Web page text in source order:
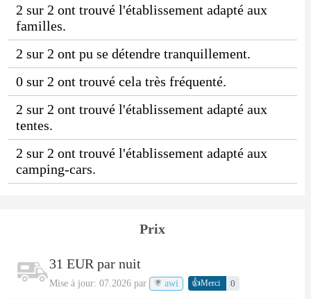
2 sur 2 ont trouvé l'établissement adapté aux
familles.
2 sur 2 ont pu se détendre tranquillement.
0 sur 2 ont trouvé cela très fréquenté.
2 sur 2 ont trouvé l'établissement adapté aux
tentes.
2 sur 2 ont trouvé l'établissement adapté aux
camping-cars.
Prix
31 EUR par nuit
Mise à jour: 07.2026 par awi 👍Merci 0